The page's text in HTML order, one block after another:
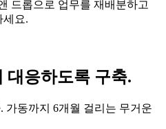
드롭으로 업무를 재배분하고
세요.
대응하도록 구축.
가동까지 6개월 걸리는 무거운